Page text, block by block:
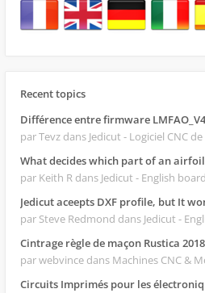
Recent topics
Différence entre firmware
par Tevz dans Jedicut - Logiciel CNC
What decides which part of an
par Keith R dans Jedicut - English board
Jedicut aceepts DXF profile, but It
par Steve Redmond dans Jedicut -
Cintrage règle de maçon Rustica
par webvince dans Machines CNC &
Circuits Imprimés pour les